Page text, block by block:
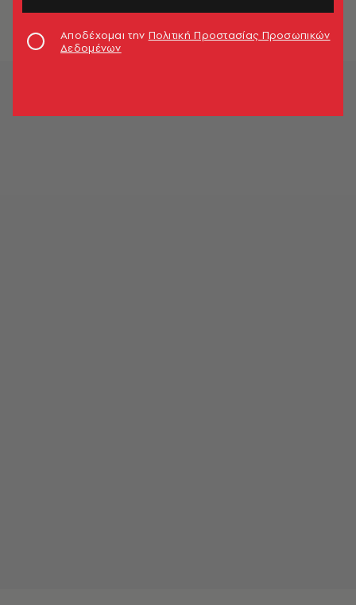
Newsroom
Αποδέχομαι την Πολιτική Προστασίας Προσωπικών
Δεδομένων